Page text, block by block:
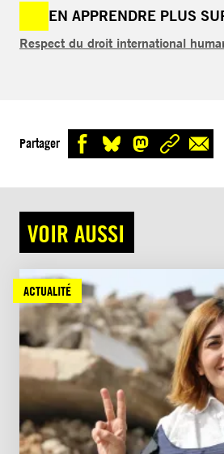
EN APPRENDRE PLUS
Respect du droit international
Partager
VOIR AUSSI
ACTUALITÉ